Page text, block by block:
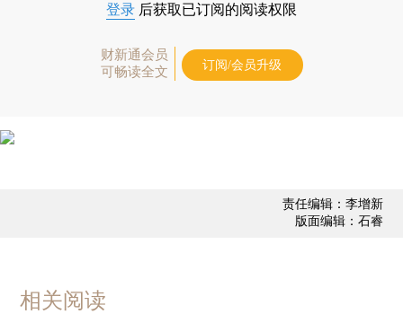
登录 后获取已订阅的阅读权限
财新通会员
可畅读全文
订阅/会员升级
责任编辑：李增新
版面编辑：石睿
相关阅读